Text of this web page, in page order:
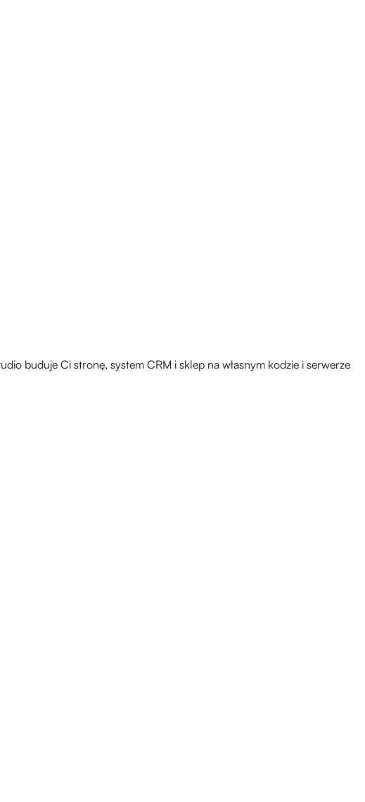
buduje Ci stronę, system CRM i sklep na własnym kodzie i serwerze